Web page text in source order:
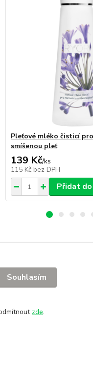
Pleťové mléko čisticí
smíšenou pleť
139 Kč/ks
115 Kč bez DPH
Přidat
Souhlasím
zde.